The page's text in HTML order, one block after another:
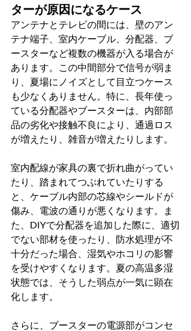
ターが原因になるケース
アンテナとテレビの間には、壁のアン
テナ端子、室内ケーブル、分配器、ブ
ースターなど複数の機器が入る場合が
あります。この中間部分で信号が弱ま
り、夏場にノイズとして目立つケース
も少なくありません。特に、長年使っ
ている分配器やブースターは、内部部
品の劣化や接触不良により、通過ロス
が増えたり、雑音が増えたりします。
室内配線が家具の裏で折れ曲がってい
たり、踏まれてつぶれていたりする
と、ケーブル内部の芯線やシールドが
傷み、電波の通りが悪くなります。ま
た、DIYで分配器を追加した際に、適切
でない部材を使ったり、防水処理が不
十分だった場合、湿気やホコリの影響
を受けやすくなります。夏の高温多湿
状態では、そうした弱点が一気に顕在
化します。
さらに、ブースターの電源部がコンセ